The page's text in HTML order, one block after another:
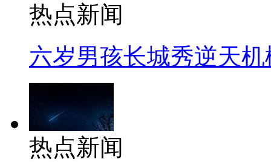
热点新闻
六岁男孩长城秀逆天机
热点新闻